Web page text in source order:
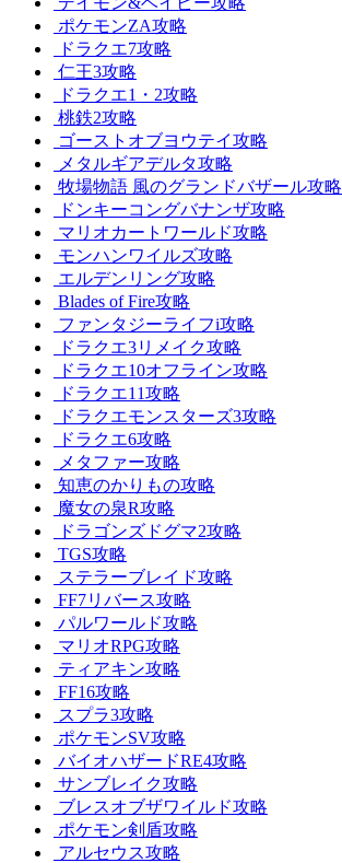
ポケモンZA攻略
ドラクエ7攻略
仁王3攻略
ドラクエ1・2攻略
桃鉄2攻略
ゴーストオブヨウテイ攻略
メタルギアデルタ攻略
牧場物語 風のグランドバザール攻略
ドンキーコングバナンザ攻略
マリオカートワールド攻略
モンハンワイルズ攻略
エルデンリング攻略
Blades of Fire攻略
ファンタジーライフi攻略
ドラクエ3リメイク攻略
ドラクエ10オフライン攻略
ドラクエ11攻略
ドラクエモンスターズ3攻略
ドラクエ6攻略
メタファー攻略
知恵のかりもの攻略
魔女の泉R攻略
ドラゴンズドグマ2攻略
TGS攻略
ステラーブレイド攻略
FF7リバース攻略
パルワールド攻略
マリオRPG攻略
ティアキン攻略
FF16攻略
スプラ3攻略
ポケモンSV攻略
バイオハザードRE4攻略
サンブレイク攻略
ブレスオブザワイルド攻略
ポケモン剣盾攻略
アルセウス攻略